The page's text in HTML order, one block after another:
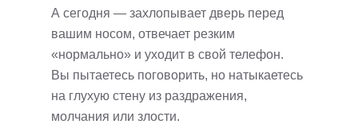
А сегодня — захлопывает дверь перед
вашим носом, отвечает резким
«нормально» и уходит в свой телефон.
Вы пытаетесь поговорить, но натыкаетесь
на глухую стену из раздражения,
молчания или злости.